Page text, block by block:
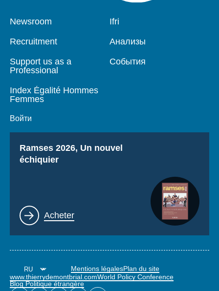
Pied
Newsroom
Recruitment
Support us as a
Professional
Index Égalité Hommes
Femmes
Войти
Navigation
Ifri
Анализы
События
Titre
Ramses 2026, Un nouvel
échiquier
Lien
Acheter
Mentions légalesPlan du site
www.thierrydemontbrial.comWorld Policy Conference
Blog Politique étrangère